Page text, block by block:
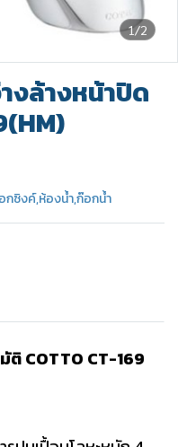
1/2
งล้างหน้าปิด
กซิงค์,ห้องน้ำ,ก๊อกน้ำ
ติ COTTO CT-169